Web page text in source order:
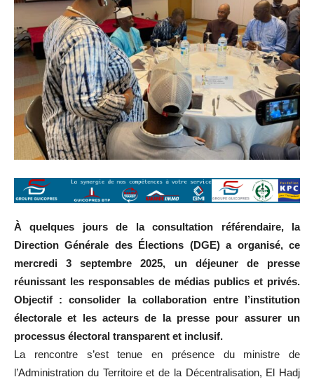
À quelques jours de la consultation référendaire, la
Direction Générale des Élections (DGE) a organisé, ce
mercredi 3 septembre 2025, un déjeuner de presse
réunissant les responsables de médias publics et privés.
Objectif : consolider la collaboration entre l’institution
électorale et les acteurs de la presse pour assurer un
processus électoral transparent et inclusif.
La rencontre s’est tenue en présence du ministre de
l’Administration du Territoire et de la Décentralisation, El Hadj